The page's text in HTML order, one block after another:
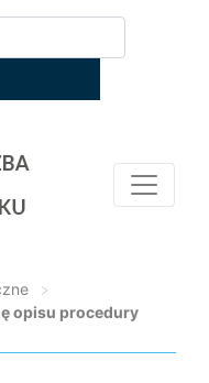
>
opisu procedury